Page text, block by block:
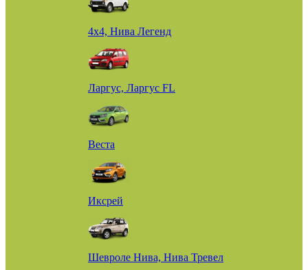
4х4, Нива Легенд
Ларгус, Ларгус FL
Веста
Иксрей
Шевроле Нива, Нива Тревел